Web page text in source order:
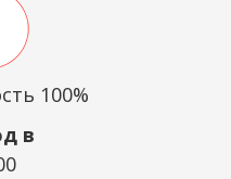
100%
в